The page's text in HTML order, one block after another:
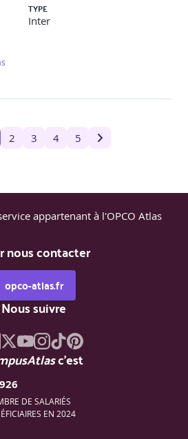
TYPE
Inter
2 3 4 5
appartenant à l'OPCO Atlas
nous contacter
opco-atlas.fr
Nous suivre
c'est
DE SALARIÉS
EN 2024